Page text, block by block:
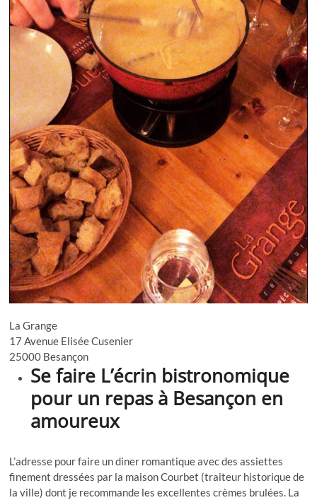
La Grange
17 Avenue Elisée Cusenier
25000 Besançon
Se faire L’écrin bistronomique
pour un repas à Besançon en
amoureux
L’adresse pour faire un diner romantique avec des assiettes
finement dressées par la maison Courbet (traiteur historique de
la ville) dont je recommande les excellentes crèmes brulées. La